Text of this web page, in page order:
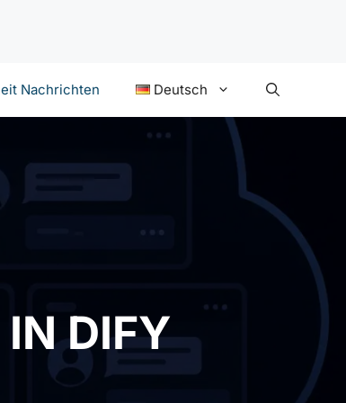
Nachrichten Deutsch
DIFY